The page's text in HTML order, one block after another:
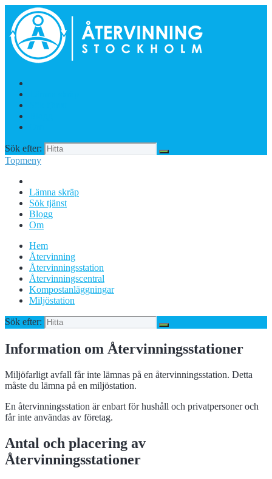
Sök efter:
Topmeny
Lämna skräp
Sök tjänst
Blogg
Om
Hem
Återvinning
Återvinningsstation
Återvinningscentral
Kompostanläggningar
Miljöstation
Sök efter:
Information om Återvinningsstationer
Miljöfarligt avfall får inte lämnas på en återvinningsstation. Detta
måste du lämna på en miljöstation.
En återvinningsstation är enbart för hushåll och privatpersoner och
får inte användas av företag.
Antal och placering av
Återvinningsstationer